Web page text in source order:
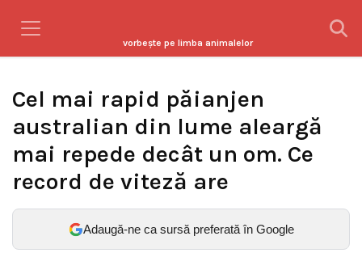
vorbeşte pe limba animalelor
Cel mai rapid păianjen
australian din lume aleargă
mai repede decât un om. Ce
record de viteză are
Adaugă-ne ca sursă preferată în Google